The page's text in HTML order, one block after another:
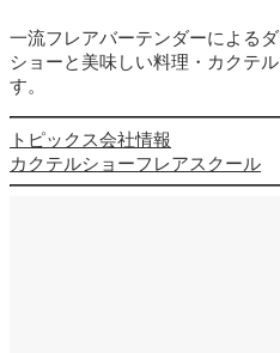
一流フレアバーテンダーによる
ショーと美味しい料理・カクテ
す。
トピックス会社情報
カクテルショーフレアスクール